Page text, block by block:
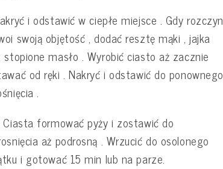
i odstawić w ciepłe miejsce . Gdy rozczyn
swoją objętość , dodać resztę mąki , jajka
stopione masło . Wyrobić ciasto aż zacznie
od ręki . Nakryć i odstawić do ponownego
.
formować pyży i zostawić do
aż podrosną . Wrzucić do osolonego
i gotować 15 min lub na parze.